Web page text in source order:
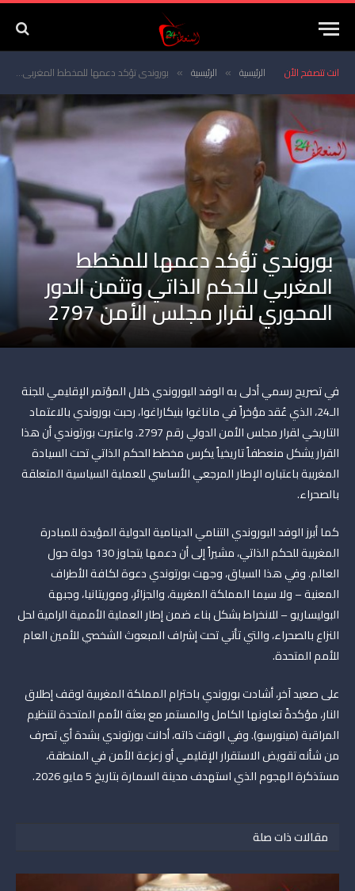
انت تتصفح الأن الرئيسية » الرئيسية » بوروندي تؤكد دعمها للمخطط المغربي للحكم الذاتي وتثمن الدور المحوري لقرار مجلس الأمن 2797
بوروندي تؤكد دعمها للمخطط
المغربي للحكم الذاتي وتثمن الدور
المحوري لقرار مجلس الأمن 2797
في تصريح رسمي أدلى به الوفد البوروندي خلال المؤتمر الإقليمي للجنة
الـ24، الذي عُقد مؤخراً في ماناغوا بنيكاراغوا، رحبت بوروندي بالاعتماد
التاريخي لقرار مجلس الأمن الدولي رقم 2797. واعتبرت بورتوندي أن هذا
القرار يشكل منعطفاً تاريخياً يكرس مخطط الحكم الذاتي تحت السيادة
المغربية باعتباره الإطار المرجعي الأساسي للعملية السياسية المتعلقة
بالصحراء.
كما أبرز الوفد البوروندي التنامي الدينامية الدولية المؤيدة للمبادرة
المغربية للحكم الذاتي، مشيراً إلى أن دعمها يتجاوز 130 دولة حول
العالم. وفي هذا السياق، وجهت بورتوندي دعوة لكافة الأطراف
المعنية – ولا سيما المملكة المغربية، والجزائر، وموريتانيا، وجبهة
البوليساريو – للانخراط بشكل بناء ضمن إطار العملية الأممية الرامية لحل
النزاع بالصحراء، والتي تأتي تحت إشراف المبعوث الشخصي للأمين العام
للأمم المتحدة.
على صعيد آخر، أشادت بوروندي باحترام المملكة المغربية لوقف إطلاق
النار، مؤكدةً تعاونها الكامل والمستمر مع بعثة الأمم المتحدة لتنظيم
المراقبة (مينورسو). وفي الوقت ذاته، أدانت بورتوندي بشدة أي تصرف
من شأنه تقويض الاستقرار الإقليمي أو زعزعة الأمن في المنطقة،
مستذكرة الهجوم الذي استهدف مدينة السمارة بتاريخ 5 مايو 2026.
مقالات ذات صلة